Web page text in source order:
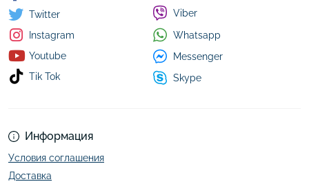
Информация
Условия соглашения
Доставка
Twitter
Instagram
Youtube
Tik Tok
Viber
Whatsapp
Messenger
Skype